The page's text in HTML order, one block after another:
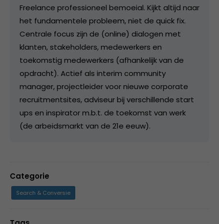
Freelance professioneel bemoeial. Kijkt altijd naar
het fundamentele probleem, niet de quick fix.
Centrale focus zijn de (online) dialogen met
klanten, stakeholders, medewerkers en
toekomstig medewerkers (afhankelijk van de
opdracht). Actief als interim community
manager, projectleider voor nieuwe corporate
recruitmentsites, adviseur bij verschillende start
ups en inspirator m.b.t. de toekomst van werk
(de arbeidsmarkt van de 21e eeuw).
Categorie
Search & Conversie